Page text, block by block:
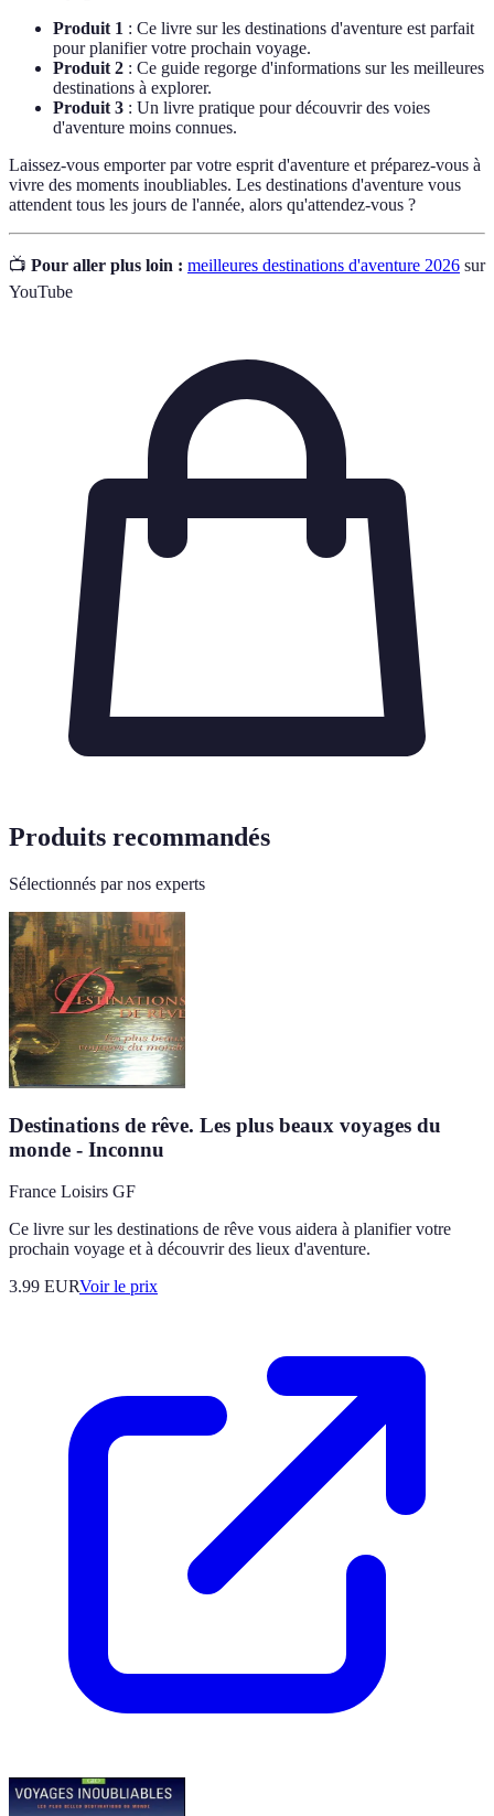
Produit 1 : Ce livre sur les destinations d'aventure est parfait
pour planifier votre prochain voyage.
Produit 2 : Ce guide regorge d'informations sur les meilleures
destinations à explorer.
Produit 3 : Un livre pratique pour découvrir des voies
d'aventure moins connues.
Laissez-vous emporter par votre esprit d'aventure et préparez-vous à
vivre des moments inoubliables. Les destinations d'aventure vous
attendent tous les jours de l'année, alors qu'attendez-vous ?
📺 Pour aller plus loin : meilleures destinations d'aventure 2026 sur
YouTube
Produits recommandés
Sélectionnés par nos experts
Destinations de rêve. Les plus beaux voyages du
monde - Inconnu
France Loisirs GF
Ce livre sur les destinations de rêve vous aidera à planifier votre
prochain voyage et à découvrir des lieux d'aventure.
3.99 EURVoir le prix